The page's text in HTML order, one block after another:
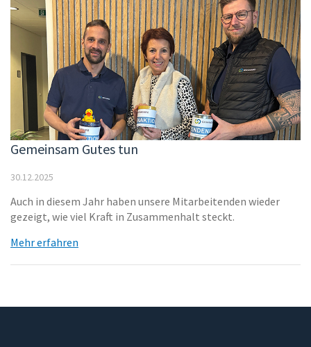
Gemeinsam Gutes tun
30.12.2025
Auch in diesem Jahr haben unsere Mitarbeitenden wieder
gezeigt, wie viel Kraft in Zusammenhalt steckt.
Mehr erfahren